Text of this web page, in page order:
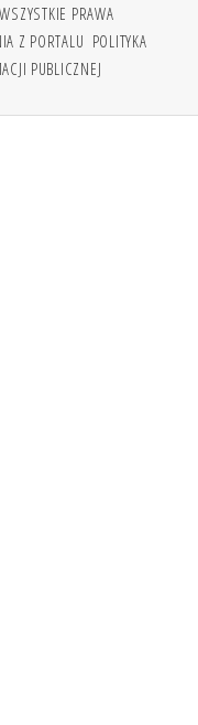
PRAWA
Z PORTALU POLITYKA
PUBLICZNEJ